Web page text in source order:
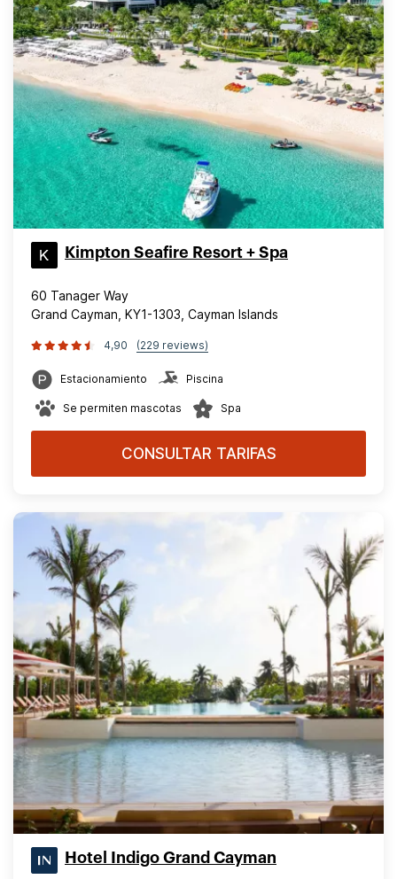
Kimpton Seafire Resort + Spa
60 Tanager Way
Grand Cayman, KY1-1303, Cayman Islands
4,90 (229 reviews)
Estacionamiento Piscina
Se permiten mascotas Spa
CONSULTAR TARIFAS
Hotel Indigo Grand Cayman